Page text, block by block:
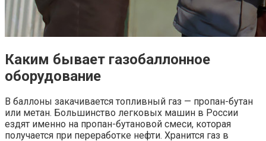
Каким бывает газобаллонное
оборудование
В баллоны закачивается топливный газ — пропан-бутан
или метан. Большинство легковых машин в России
ездят именно на пропан-бутановой смеси, которая
получается при переработке нефти. Хранится газ в